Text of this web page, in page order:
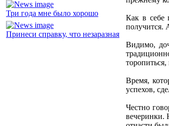
Три года мне было хорошо
Принеси справку, что незаразная
Как в себе
получится.
Видимо,
торопиться,
Время,
успехов,
Честно
вечеринки.